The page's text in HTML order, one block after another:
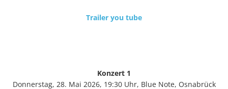
Trailer you tube
Konzert 1
Donnerstag, 28. Mai 2026, 19:30 Uhr, Blue Note, Osnabrück